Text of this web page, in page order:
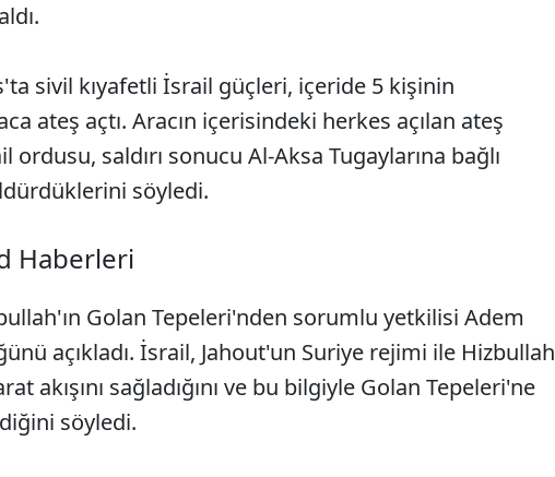
sivil kıyafetli İsrail güçleri, içeride 5 kişinin
ateş açtı. Aracın içerisindeki herkes açılan ateş
saldırı sonucu Al-Aksa Tugaylarına bağlı
söyledi.
Haberleri
Golan Tepeleri'nden sorumlu yetkilisi Adem
açıkladı. İsrail, Jahout'un Suriye rejimi ile Hizbullah
akışını sağladığını ve bu bilgiyle Golan Tepeleri'ne
söyledi.